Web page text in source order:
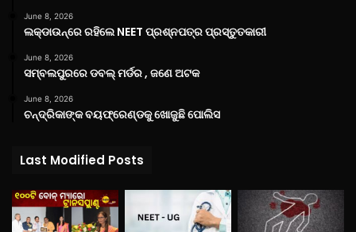
June 8, 2026
ଲକ୍‌ଡାଉନ୍‌ରେ ରହିଲେ NEET ପ୍ରଶ୍ନପତ୍ର ପ୍ରସ୍ତୁତକାରୀ
June 8, 2026
ସମ୍ବଲପୁରରେ ଡବଲ୍ ମର୍ଡର , ଜଣେ ଅଟକ
June 8, 2026
ଚନ୍ଦ୍ରିକାଙ୍କ ବୟଫ୍ରେଣ୍ଡକୁ ଖୋଜୁଛି ପୋଲିସ
Last Modified Posts